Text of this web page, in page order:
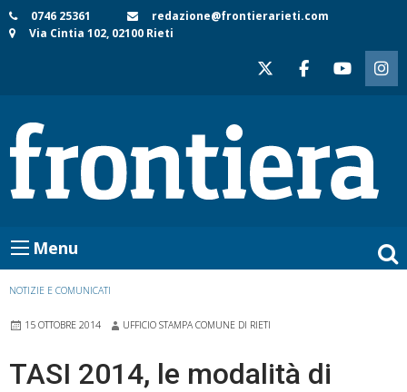
Skip
to
0746 25361
redazione@frontierarieti.com
Via Cintia 102, 02100 Rieti
Menu
NOTIZIE E COMUNICATI
15 OTTOBRE 2014 UFFICIO STAMPA COMUNE DI RIETI
TASI 2014, le modalità di